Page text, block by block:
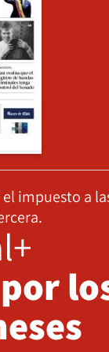
impuesto a